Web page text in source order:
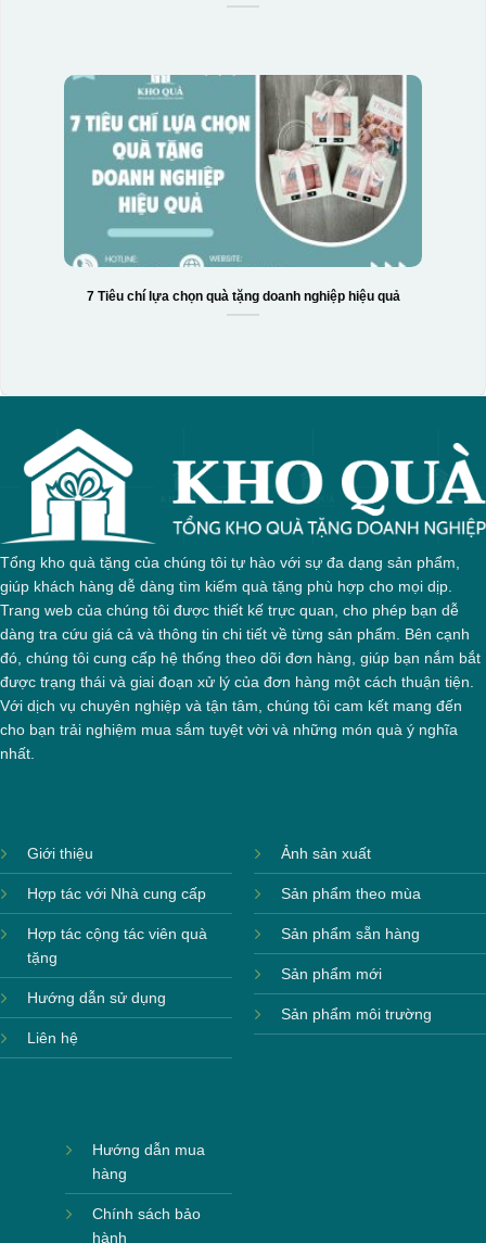
7 Tiêu chí lựa chọn quà tặng doanh nghiệp hiệu quả
Tổng kho quà tặng của chúng tôi tự hào với sự đa dạng sản phẩm,
giúp khách hàng dễ dàng tìm kiếm quà tặng phù hợp cho mọi dịp.
Trang web của chúng tôi được thiết kế trực quan, cho phép bạn dễ
dàng tra cứu giá cả và thông tin chi tiết về từng sản phẩm. Bên cạnh
đó, chúng tôi cung cấp hệ thống theo dõi đơn hàng, giúp bạn nắm bắt
được trạng thái và giai đoạn xử lý của đơn hàng một cách thuận tiện.
Với dịch vụ chuyên nghiệp và tận tâm, chúng tôi cam kết mang đến
cho bạn trải nghiệm mua sắm tuyệt vời và những món quà ý nghĩa
nhất.
Giới thiệu
Hợp tác với Nhà cung cấp
Hợp tác cộng tác viên quà
tặng
Hướng dẫn sử dụng
Liên hệ
Ảnh sản xuất
Sản phẩm theo mùa
Sản phẩm sẵn hàng
Sản phẩm mới
Sản phẩm môi trường
Hướng dẫn mua
hàng
Chính sách bảo
hành